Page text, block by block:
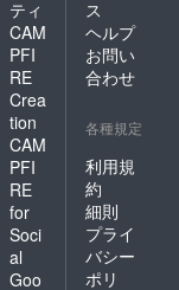
ティ
CAM
PFI
RE
Crea
tion
CAM
PFI
RE
for
Soci
al
Goo
ス
ヘルプ
お問い
合わせ
各種規定
利用規
約
細則
プライ
バシー
ポリ